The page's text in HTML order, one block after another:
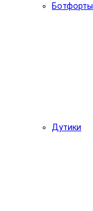
Ботфорты
Дутики